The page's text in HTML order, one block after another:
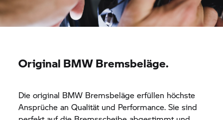
Original BMW Bremsbeläge.
Die original BMW Bremsbeläge erfüllen höchste
Ansprüche an Qualität und Performance. Sie sind